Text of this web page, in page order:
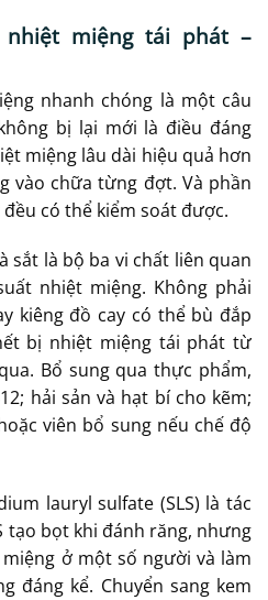
miệng tái phát –
nhanh chóng là một câu
bị lại mới là điều đáng
miệng lâu dài hiệu quả hơn
vào chữa từng đợt. Và phần
có thể kiểm soát được.
sắt là bộ ba vi chất liên quan
nhiệt miệng. Không phải
kiêng đồ cay có thể bù đắp
bị nhiệt miệng tái phát từ
Bổ sung qua thực phẩm,
hải sản và hạt bí cho kẽm;
viên bổ sung nếu chế độ
lauryl sulfate (SLS) là tác
tạo bọt khi đánh răng, nhưng
ở một số người và làm
đáng kể. Chuyển sang kem